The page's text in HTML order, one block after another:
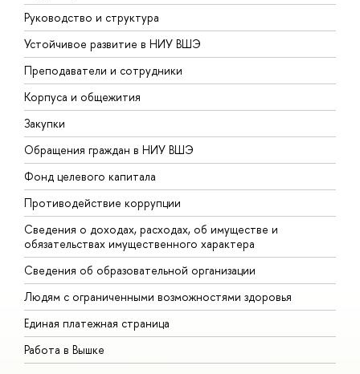
Руководство и структура
Устойчивое развитие в НИУ ВШЭ
Преподаватели и сотрудники
Корпуса и общежития
Закупки
Обращения граждан в НИУ ВШЭ
Фонд целевого капитала
Противодействие коррупции
Сведения о доходах, расходах, об имуществе и
обязательствах имущественного характера
Сведения об образовательной организации
Людям с ограниченными возможностями здоровья
Единая платежная страница
Работа в Вышке